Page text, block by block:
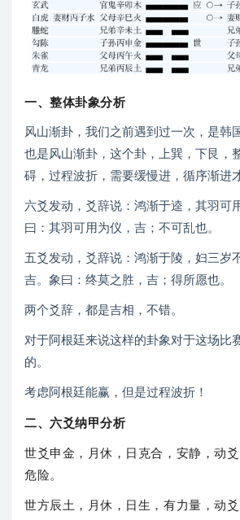
一、整体卦象分析
风山渐卦，我们之前遇到过一次，是韩
也是风山渐卦，这个卦，上巽，下艮，
碍，过程波折，需要缓慢进，循序渐进
六爻发动，爻辞说：鸿渐于逵，其羽可
曰：其羽可用为仪，吉；不可乱也。
五爻发动，爻辞说：鸿渐于陵，妇三岁
吉。象曰：终莫之胜，吉；得所愿也。
两个爻辞，都是吉相，不错。
对于阿根廷来说这样的卦象对于这场比
的。
考虑阿根廷能赢，但是过程波折！
二、六爻纳甲分析
世爻申金，月休，日克合，安静，动
危险。
世方辰土，月休，日生，有力量，动爻